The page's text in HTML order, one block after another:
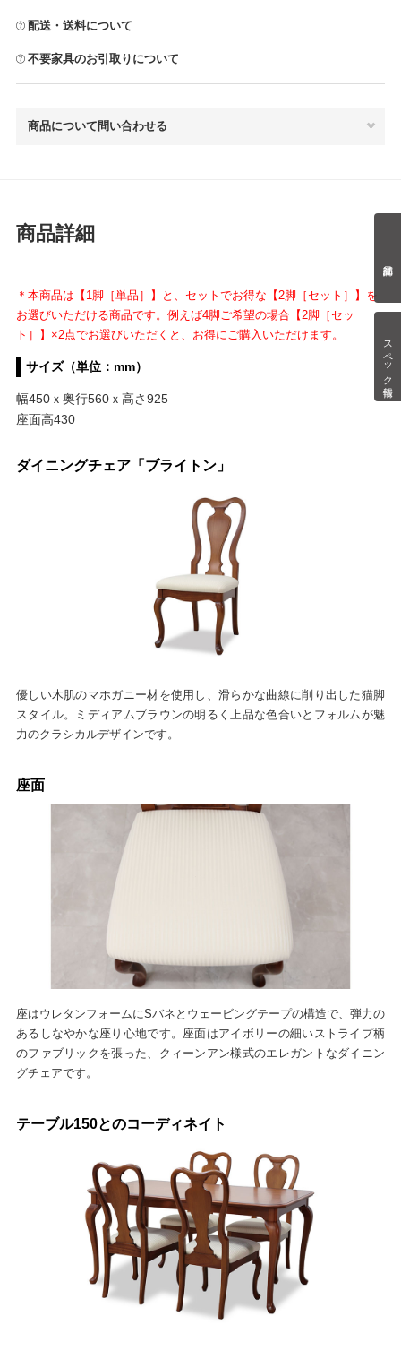
スペック情報
配送・送料について
不要家具のお引取りについて
商品について問い合わせる
商品詳細
＊本商品は【1脚［単品］】と、セットでお得な【2脚［セット］】を
お選びいただける商品です。例えば4脚ご希望の場合【2脚［セッ
ト］】×2点でお選びいただくと、お得にご購入いただけます。
サイズ（単位：mm）
幅450ｘ奥行560ｘ高さ925
座面高430
ダイニングチェア「ブライトン」
優しい木肌のマホガニー材を使用し、滑らかな曲線に削り出した猫脚
スタイル。ミディアムブラウンの明るく上品な色合いとフォルムが魅
力のクラシカルデザインです。
座面
座はウレタンフォームにSバネとウェービングテープの構造で、弾力の
あるしなやかな座り心地です。座面はアイボリーの細いストライプ柄
のファブリックを張った、クィーンアン様式のエレガントなダイニン
グチェアです。
テーブル150とのコーディネイト